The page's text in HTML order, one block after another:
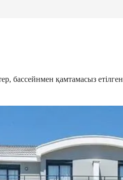
бассейнмен қамтамасыз етілген